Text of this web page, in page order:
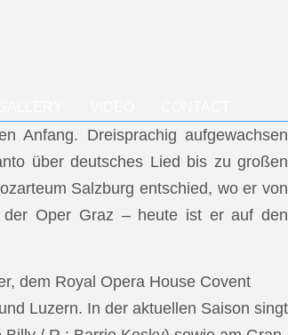
Anfang. Dreisprachig aufgewachsen
über deutsches Lied bis zu großen
Salzburg entschied, wo er von
der Oper Graz – heute ist er auf den
dem Royal Opera House Covent
Luzern. In der aktuellen Saison singt